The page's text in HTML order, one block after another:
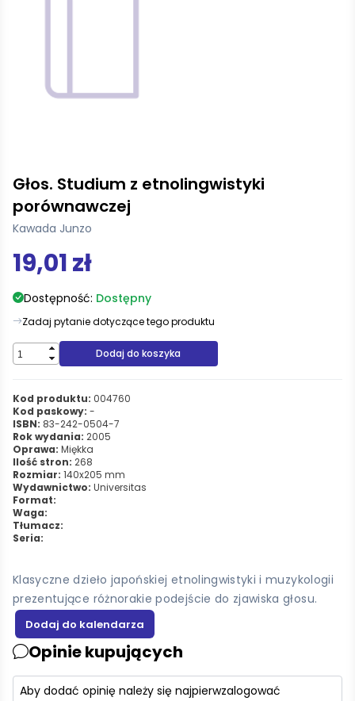
Głos. Studium z etnolingwistyki
porównawczej
Kawada Junzo
19,01 zł
Dostępność: Dostępny
Zadaj pytanie dotyczące tego produktu
Dodaj do koszyka
Kod produktu: 004760
Kod paskowy: -
ISBN: 83-242-0504-7
Rok wydania: 2005
Oprawa: Miękka
Ilość stron: 268
Rozmiar: 140x205 mm
Wydawnictwo: Universitas
Format:
Waga:
Tłumacz:
Seria:
Klasyczne dzieło japońskiej etnolingwistyki i muzykologii
prezentujące różnorakie podejście do zjawiska głosu.
Opinie kupujących
Aby dodać opinię należy się najpierwzalogować